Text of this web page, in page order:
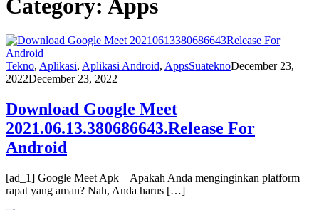
Category: Apps
Tekno, Aplikasi, Aplikasi Android, AppsSuateknoDecember 23,
2022December 23, 2022
Download Google Meet
2021.06.13.380686643.Release For
Android
[ad_1] Google Meet Apk – Apakah Anda menginginkan platform
rapat yang aman? Nah, Anda harus […]